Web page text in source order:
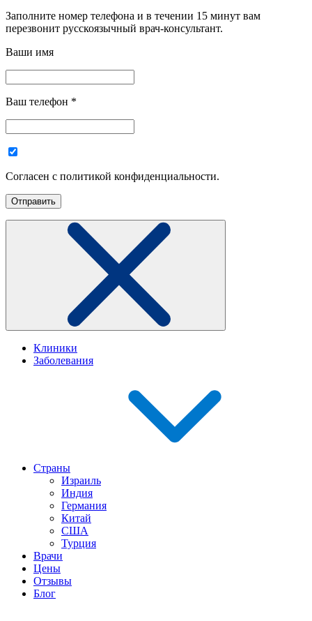
Заполните номер телефона и в течении 15 минут вам
перезвонит русскоязычный врач-консультант.
Ваши имя
Ваш телефон *
Согласен с политикой конфиденциальности.
Клиники
Заболевания
Страны
Израиль
Индия
Германия
Китай
США
Турция
Врачи
Цены
Отзывы
Блог